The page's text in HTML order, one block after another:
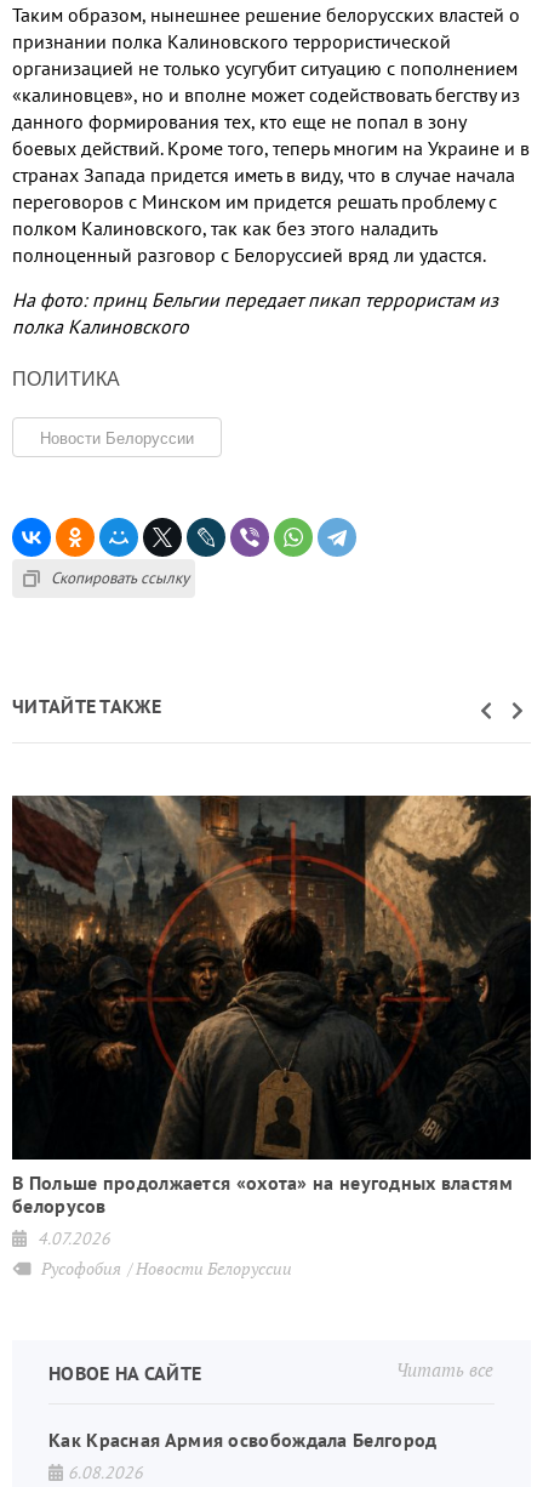
Таким образом, нынешнее решение белорусских властей о
признании полка Калиновского террористической
организацией не только усугубит ситуацию с пополнением
«калиновцев», но и вполне может содействовать бегству из
данного формирования тех, кто еще не попал в зону
боевых действий. Кроме того, теперь многим на Украине и в
странах Запада придется иметь в виду, что в случае начала
переговоров с Минском им придется решать проблему с
полком Калиновского, так как без этого наладить
полноценный разговор с Белоруссией вряд ли удастся.
На фото: принц Бельгии передает пикап террористам из
полка Калиновского
ПОЛИТИКА
Новости Белоруссии
Скопировать ссылку
ЧИТАЙТЕ ТАКЖЕ
В Польше продолжается «охота» на неугодных властям
белорусов
4.07.2026
Русофобия Новости Белоруссии
Читать все
НОВОЕ НА САЙТЕ
Как Красная Армия освобождала Белгород
6.08.2026